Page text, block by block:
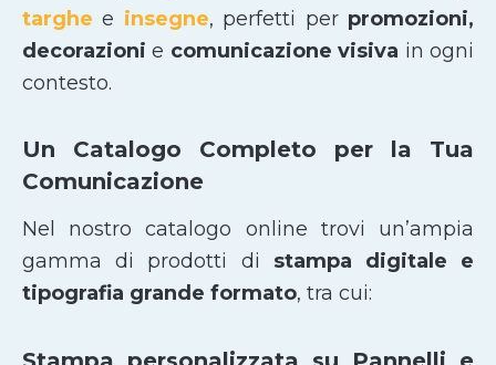
targhee insegne, perfetti per promozioni,
decorazionie comunicazione visiva in ogni
contesto.
Un Catalogo Completo per la Tua
Comunicazione
Nel nostro catalogo online trovi un’ampia
gamma di prodotti di stampa digitale e
tipografia grande formato, tra cui: